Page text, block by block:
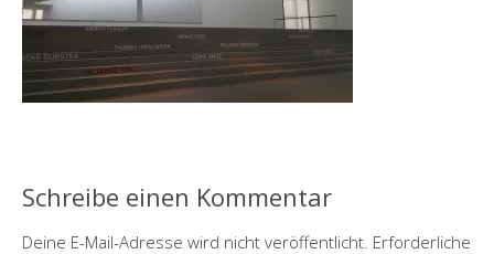
Schreibe einen Kommentar
Deine E-Mail-Adresse wird nicht veröffentlicht. Erforderliche